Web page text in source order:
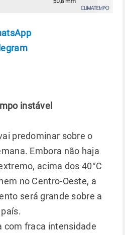
instável
predominar sobre o
Embora não haja
acima dos 40°C
no Centro-Oeste, a
será grande sobre a
com fraca intensidade